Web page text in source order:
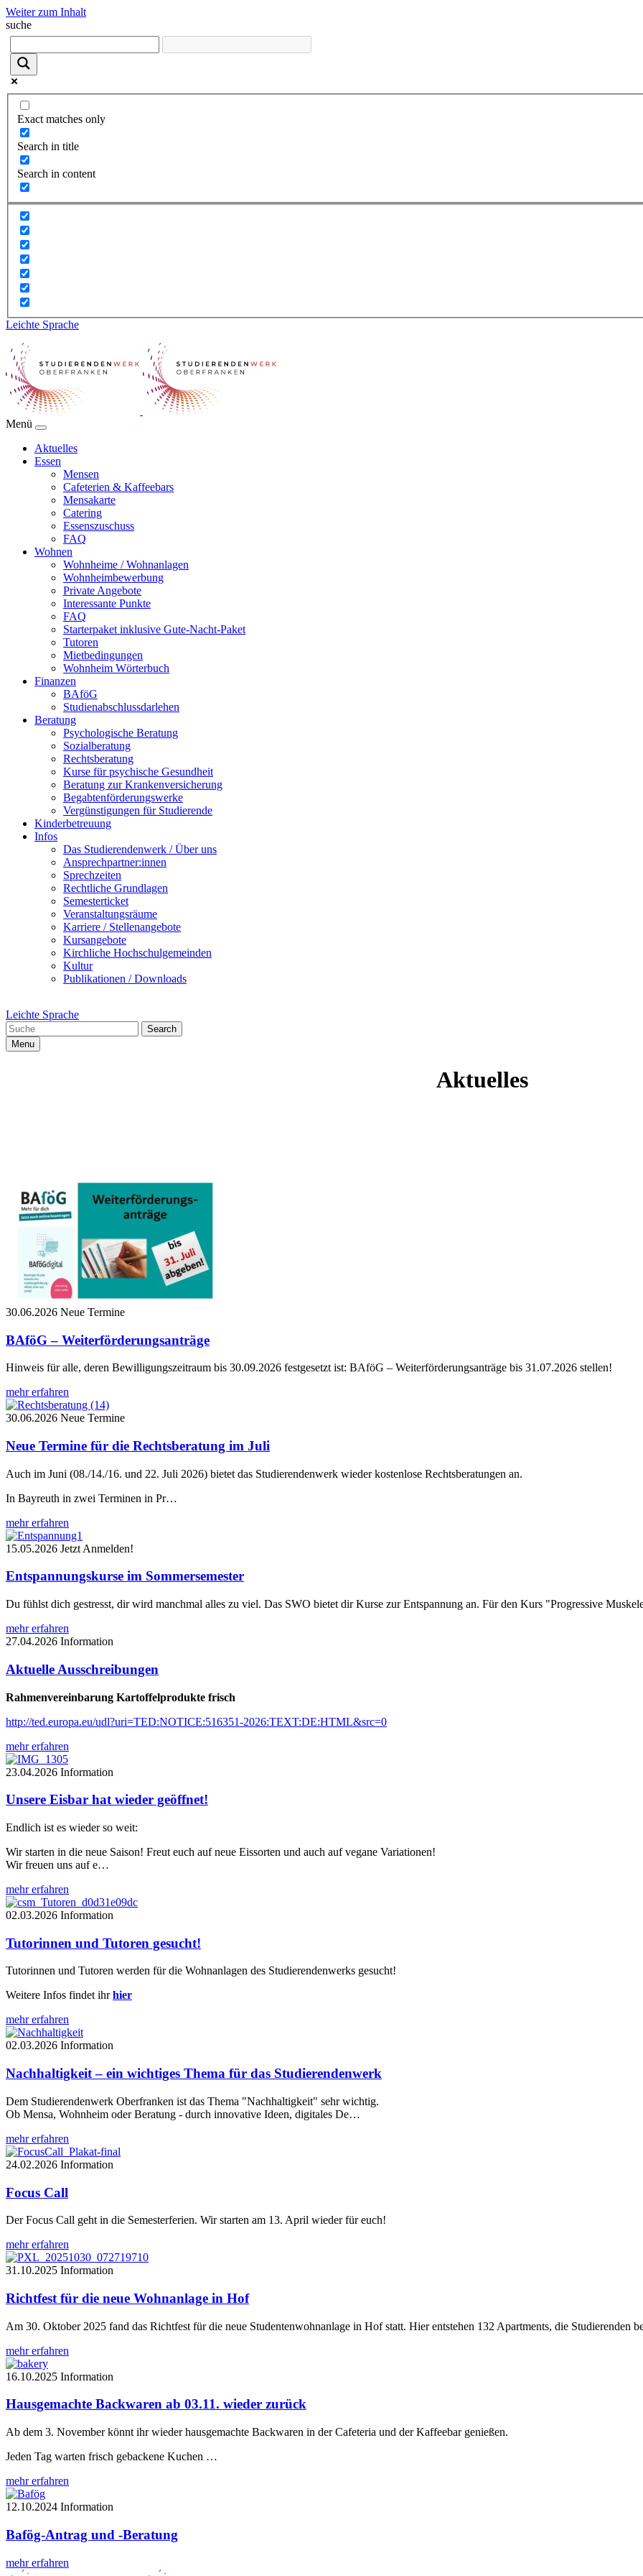
Weiter zum Inhalt
suche
Exact matches only
Search in title
Search in content
Leichte Sprache
Menü
Aktuelles
Essen
Mensen
Cafeterien & Kaffeebars
Mensakarte
Catering
Essenszuschuss
FAQ
Wohnen
Wohnheime / Wohnanlagen
Wohnheimbewerbung
Private Angebote
Interessante Punkte
FAQ
Starterpaket inklusive Gute-Nacht-Paket
Tutoren
Mietbedingungen
Wohnheim Wörterbuch
Finanzen
BAföG
Studienabschlussdarlehen
Beratung
Psychologische Beratung
Sozialberatung
Rechtsberatung
Kurse für psychische Gesundheit
Beratung zur Krankenversicherung
Begabtenförderungswerke
Vergünstigungen für Studierende
Kinderbetreuung
Infos
Das Studierendenwerk / Über uns
Ansprechpartner:innen
Sprechzeiten
Rechtliche Grundlagen
Semesterticket
Veranstaltungsräume
Karriere / Stellenangebote
Kursangebote
Kirchliche Hochschulgemeinden
Kultur
Publikationen / Downloads
Leichte Sprache
Search
Menu
Aktuelles
30.06.2026 Neue Termine
BAföG – Weiterförderungsanträge
Hinweis für alle, deren Bewilligungszeitraum bis 30.09.2026 festgesetzt ist: BAföG – Weiterförderungsanträge bis 31.07.2026 stellen!
mehr erfahren
30.06.2026 Neue Termine
Neue Termine für die Rechtsberatung im Juli
Auch im Juni (08./14./16. und 22. Juli 2026) bietet das Studierendenwerk wieder kostenlose Rechtsberatungen an.
In Bayreuth in zwei Terminen in Pr…
mehr erfahren
15.05.2026 Jetzt Anmelden!
Entspannungskurse im Sommersemester
Du fühlst dich gestresst, dir wird manchmal alles zu viel. Das SWO bietet dir Kurse zur Entspannung an. Für den Kurs "Progressive
mehr erfahren
27.04.2026 Information
Aktuelle Ausschreibungen
Rahmenvereinbarung Kartoffelprodukte frisch
http://ted.europa.eu/udl?uri=TED:NOTICE:516351-2026:TEXT:DE:HTML&src=0
mehr erfahren
23.04.2026 Information
Unsere Eisbar hat wieder geöffnet!
Endlich ist es wieder so weit:
Wir starten in die neue Saison! Freut euch auf neue Eissorten und auch auf vegane Variationen!
Wir freuen uns auf e…
mehr erfahren
02.03.2026 Information
Tutorinnen und Tutoren gesucht!
Tutorinnen und Tutoren werden für die Wohnanlagen des Studierendenwerks gesucht!
Weitere Infos findet ihrhier
mehr erfahren
02.03.2026 Information
Nachhaltigkeit – ein wichtiges Thema für das Studierendenwerk
Dem Studierendenwerk Oberfranken ist das Thema "Nachhaltigkeit" sehr wichtig.
Ob Mensa, Wohnheim oder Beratung - durch innovative Ideen, digitales De…
mehr erfahren
24.02.2026 Information
Focus Call
Der Focus Call geht in die Semesterferien. Wir starten am 13. April wieder für euch!
mehr erfahren
31.10.2025 Information
Richtfest für die neue Wohnanlage in Hof
Am 30. Oktober 2025 fand das Richtfest für die neue Studentenwohnanlage in Hof statt. Hier entstehen 132 Apartments, die Studierenden
mehr erfahren
16.10.2025 Information
Hausgemachte Backwaren ab 03.11. wieder zurück
Ab dem 3. November könnt ihr wieder hausgemachte Backwaren in der Cafeteria und der Kaffeebar genießen.
Jeden Tag warten frisch gebackene Kuchen …
mehr erfahren
12.10.2024 Information
Bafög-Antrag und -Beratung
mehr erfahren